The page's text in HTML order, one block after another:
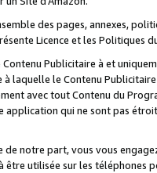
des pages, annexes,
Licence et les Politiques
Publicitaire à et
laquelle le Contenu
avec tout Contenu du
application qui ne sont pas
notre part, vous vous
être utilisée sur les téléphones